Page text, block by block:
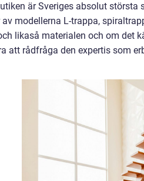
är Sveriges absolut största
modellerna L-trappa,
likaså materialen och om det
att rådfråga den expertis som